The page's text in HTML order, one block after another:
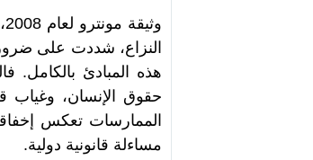
النزاع، شددت على
هذه المبادئ بالكامل.
حقوق الإنسان، وغياب
الممارسات تعكس
مساءلة قانونية دولية.